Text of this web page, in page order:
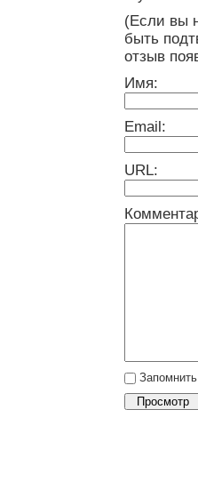
(Если вы
быть
отзыв
Имя:
Email:
URL: